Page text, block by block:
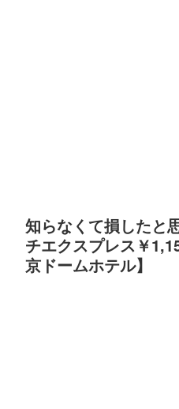
知らなくて損したと
チエクスプレス￥
京ドームホテル】